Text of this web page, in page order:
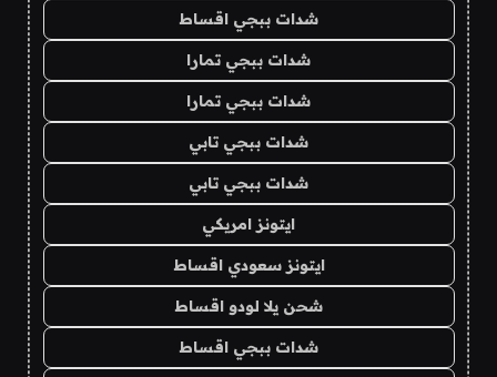
شدات ببجي اقساط
شدات ببجي تمارا
شدات ببجي تمارا
شدات ببجي تابي
شدات ببجي تابي
ايتونز امريكي
ايتونز سعودي اقساط
شحن يلا لودو اقساط
شدات ببجي اقساط